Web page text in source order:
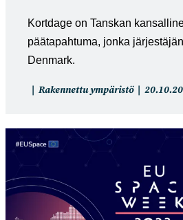
Kortdage on Tanskan
päätapahtuma, jonka
Denmark.
Artikkelin
Rakennettu ympäristö
Artikkeli